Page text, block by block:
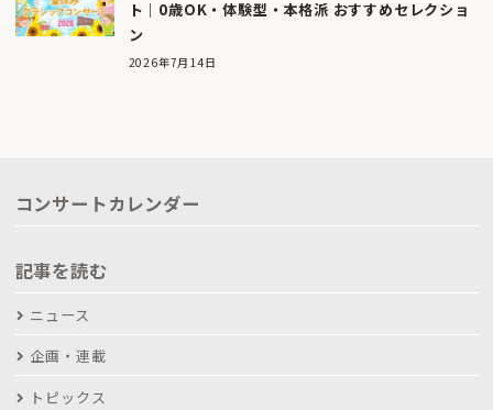
ト｜0歳OK・体験型・本格派 おすすめセレクショ
ン
2026年7月14日
コンサートカレンダー
記事を読む
ニュース
企画・連載
トピックス